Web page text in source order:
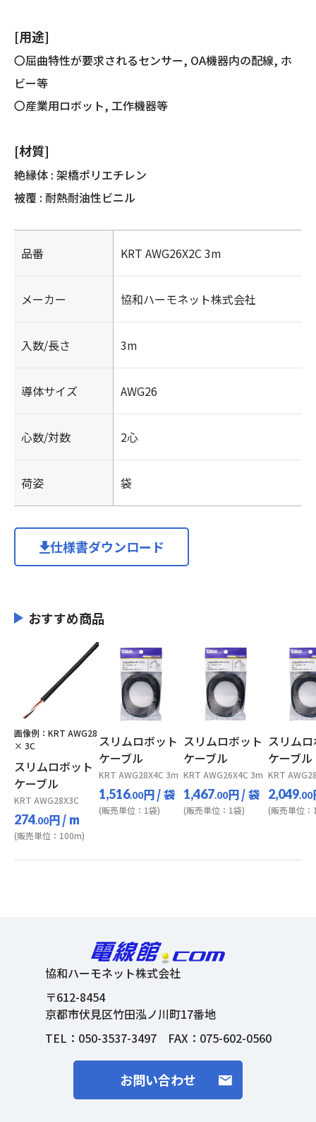
[用途]
〇屈曲特性が要求されるセンサー, OA機器内の配線, ホ
ビー等
〇産業用ロボット, 工作機器等
[材質]
絶縁体 : 架橋ポリエチレン
被覆 : 耐熱耐油性ビニル
品番 KRT AWG26X2C 3m
メーカー 協和ハーモネット株式会社
入数/長さ 3m
導体サイズ AWG26
心数/対数 2心
荷姿 袋
仕様書ダウンロード
おすすめ商品
画像例：KRT AWG28
× 3C
スリムロボット
ケーブル
KRT AWG28X3C
274.00円/ m
(販売単位：100m)
スリムロボット
ケーブル
KRT AWG28X4C 3m
1,516.00円/ 袋
(販売単位：1袋)
スリムロボット
ケーブル
KRT AWG26X4C 3m
1,467.00円/ 袋
(販売単位：1袋)
スリム
ケーブル
KRT
2,049.00
(販売単位：
協和ハーモネット株式会社
〒612-8454
京都市伏見区竹田泓ノ川町17番地
TEL： 050-3537-3497FAX：075-602-0560
お問い合わせ